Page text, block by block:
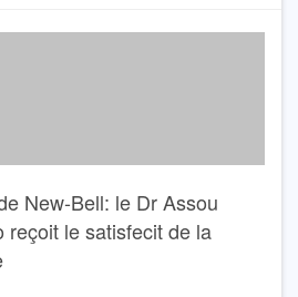
New-Bell: le Dr Assou
reçoit le satisfecit de la